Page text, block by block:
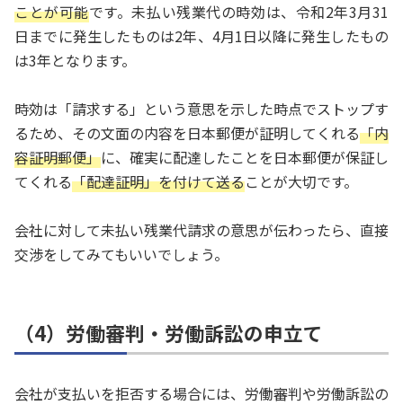
ことが可能です。未払い残業代の時効は、令和2年3月31
日までに発生したものは2年、4月1日以降に発生したもの
は3年となります。
時効は「請求する」という意思を示した時点でストップす
るため、その文面の内容を日本郵便が証明してくれる「内
容証明郵便」に、確実に配達したことを日本郵便が保証し
てくれる「配達証明」を付けて送ることが大切です。
会社に対して未払い残業代請求の意思が伝わったら、直接
交渉をしてみてもいいでしょう。
（4）労働審判・労働訴訟の申立て
会社が支払いを拒否する場合には、労働審判や労働訴訟の